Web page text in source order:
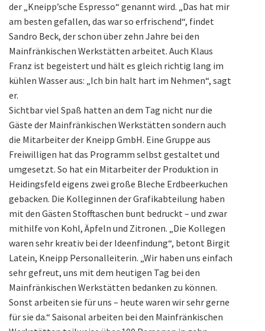
der „Kneipp’sche Espresso“ genannt wird. „Das hat mir
am besten gefallen, das war so erfrischend“, findet
Sandro Beck, der schon über zehn Jahre bei den
Mainfränkischen Werkstätten arbeitet. Auch Klaus
Franz ist begeistert und hält es gleich richtig lang im
kühlen Wasser aus: „Ich bin halt hart im Nehmen“, sagt
er.
Sichtbar viel Spaß hatten an dem Tag nicht nur die
Gäste der Mainfränkischen Werkstätten sondern auch
die Mitarbeiter der Kneipp GmbH. Eine Gruppe aus
Freiwilligen hat das Programm selbst gestaltet und
umgesetzt. So hat ein Mitarbeiter der Produktion in
Heidingsfeld eigens zwei große Bleche Erdbeerkuchen
gebacken. Die Kolleginnen der Grafikabteilung haben
mit den Gästen Stofftaschen bunt bedruckt – und zwar
mithilfe von Kohl, Äpfeln und Zitronen. „Die Kollegen
waren sehr kreativ bei der Ideenfindung“, betont Birgit
Latein, Kneipp Personalleiterin. „Wir haben uns einfach
sehr gefreut, uns mit dem heutigen Tag bei den
Mainfränkischen Werkstätten bedanken zu können.
Sonst arbeiten sie für uns – heute waren wir sehr gerne
für sie da.“ Saisonal arbeiten bei den Mainfränkischen